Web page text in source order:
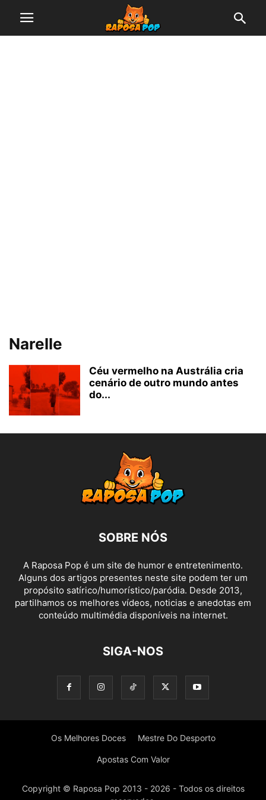
Narelle
Céu vermelho na Austrália cria
cenário de outro mundo antes
do...
SOBRE NÓS
A Raposa Pop é um site de humor e entretenimento.
Alguns dos artigos presentes neste site podem ter um
propósito satírico/humorístico/paródia. Desde 2013,
partilhamos os melhores vídeos, noticias e anedotas em
conteúdo multimédia disponíveis na internet.
SIGA-NOS
Os Melhores Doces Mestre Do Desporto
Apostas Com Valor
Copyright © Raposa Pop 2013 - 2026 - Todos os direitos